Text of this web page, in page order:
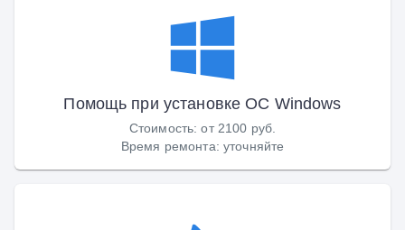
Помощь при установке ОС Windows
Стоимость:от 2100 руб.
Время ремонта: уточняйте